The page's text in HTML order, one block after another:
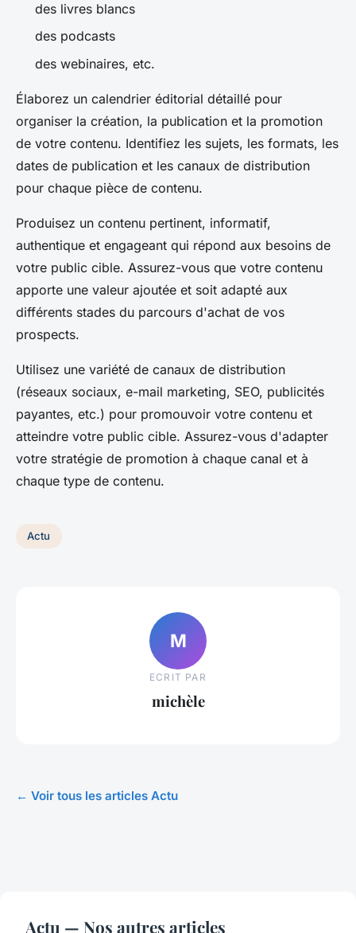
des livres blancs
des podcasts
des webinaires, etc.
Élaborez un calendrier éditorial détaillé pour
organiser la création, la publication et la promotion
de votre contenu. Identifiez les sujets, les formats, les
dates de publication et les canaux de distribution
pour chaque pièce de contenu.
Produisez un contenu pertinent, informatif,
authentique et engageant qui répond aux besoins de
votre public cible. Assurez-vous que votre contenu
apporte une valeur ajoutée et soit adapté aux
différents stades du parcours d'achat de vos
prospects.
Utilisez une variété de canaux de distribution
(réseaux sociaux, e-mail marketing, SEO, publicités
payantes, etc.) pour promouvoir votre contenu et
atteindre votre public cible. Assurez-vous d'adapter
votre stratégie de promotion à chaque canal et à
chaque type de contenu.
Actu
M
ECRIT PAR
michèle
← Voir tous les articles Actu
Actu — Nos autres articles